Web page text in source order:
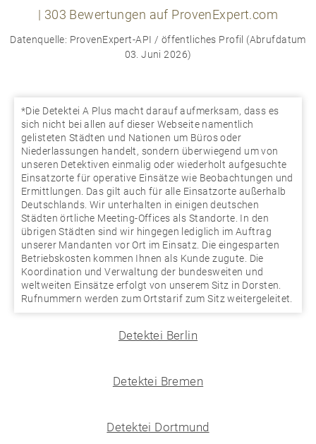
303 Bewertungen auf ProvenExpert.com
Datenquelle: ProvenExpert-API / öffentliches Profil (Abrufdatum
03. Juni 2026)
*Die Detektei A Plus macht darauf aufmerksam, dass es
sich nicht bei allen auf dieser Webseite namentlich
gelisteten Städten und Nationen um Büros oder
Niederlassungen handelt, sondern überwiegend um von
unseren Detektiven einmalig oder wiederholt aufgesuchte
Einsatzorte für operative Einsätze wie Beobachtungen und
Ermittlungen. Das gilt auch für alle Einsatzorte außerhalb
Deutschlands. Wir unterhalten in einigen deutschen
Städten örtliche Meeting-Offices als Standorte. In den
übrigen Städten sind wir hingegen lediglich im Auftrag
unserer Mandanten vor Ort im Einsatz. Die eingesparten
Betriebskosten kommen Ihnen als Kunde zugute. Die
Koordination und Verwaltung der bundesweiten und
weltweiten Einsätze erfolgt von unserem Sitz in Dorsten.
Rufnummern werden zum Ortstarif zum Sitz weitergeleitet.
Detektei Berlin
Detektei Bremen
Detektei Dortmund